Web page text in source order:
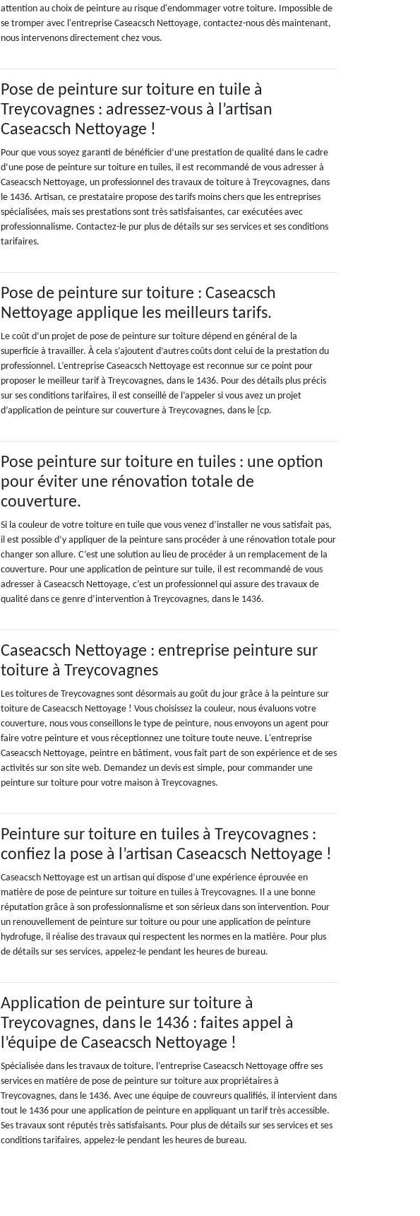
attention au choix de peinture au risque d'endommager votre toiture. Impossible de
se tromper avec l'entreprise Caseacsch Nettoyage, contactez-nous dès maintenant,
nous intervenons directement chez vous.
Pose de peinture sur toiture en tuile à
Treycovagnes : adressez-vous à l’artisan
Caseacsch Nettoyage !
Pour que vous soyez garanti de bénéficier d’une prestation de qualité dans le cadre
d’une pose de peinture sur toiture en tuiles, il est recommandé de vous adresser à
Caseacsch Nettoyage, un professionnel des travaux de toiture à Treycovagnes, dans
le 1436. Artisan, ce prestataire propose des tarifs moins chers que les entreprises
spécialisées, mais ses prestations sont très satisfaisantes, car exécutées avec
professionnalisme. Contactez-le pur plus de détails sur ses services et ses conditions
tarifaires.
Pose de peinture sur toiture : Caseacsch
Nettoyage applique les meilleurs tarifs.
Le coût d’un projet de pose de peinture sur toiture dépend en général de la
superficie à travailler. À cela s’ajoutent d’autres coûts dont celui de la prestation du
professionnel. L’entreprise Caseacsch Nettoyage est reconnue sur ce point pour
proposer le meilleur tarif à Treycovagnes, dans le 1436. Pour des détails plus précis
sur ses conditions tarifaires, il est conseillé de l’appeler si vous avez un projet
d’application de peinture sur couverture à Treycovagnes, dans le {cp.
Pose peinture sur toiture en tuiles : une option
pour éviter une rénovation totale de
couverture.
Si la couleur de votre toiture en tuile que vous venez d’installer ne vous satisfait pas,
il est possible d’y appliquer de la peinture sans procéder à une rénovation totale pour
changer son allure. C’est une solution au lieu de procéder à un remplacement de la
couverture. Pour une application de peinture sur tuile, il est recommandé de vous
adresser à Caseacsch Nettoyage, c’est un professionnel qui assure des travaux de
qualité dans ce genre d’intervention à Treycovagnes, dans le 1436.
Caseacsch Nettoyage : entreprise peinture sur
toiture à Treycovagnes
Les toitures de Treycovagnes sont désormais au goût du jour grâce à la peinture sur
toiture de Caseacsch Nettoyage ! Vous choisissez la couleur, nous évaluons votre
couverture, nous vous conseillons le type de peinture, nous envoyons un agent pour
faire votre peinture et vous réceptionnez une toiture toute neuve. L'entreprise
Caseacsch Nettoyage, peintre en bâtiment, vous fait part de son expérience et de ses
activités sur son site web. Demandez un devis est simple, pour commander une
peinture sur toiture pour votre maison à Treycovagnes.
Peinture sur toiture en tuiles à Treycovagnes :
confiez la pose à l’artisan Caseacsch Nettoyage !
Caseacsch Nettoyage est un artisan qui dispose d’une expérience éprouvée en
matière de pose de peinture sur toiture en tuiles à Treycovagnes. Il a une bonne
réputation grâce à son professionnalisme et son sérieux dans son intervention. Pour
un renouvellement de peinture sur toiture ou pour une application de peinture
hydrofuge, il réalise des travaux qui respectent les normes en la matière. Pour plus
de détails sur ses services, appelez-le pendant les heures de bureau.
Application de peinture sur toiture à
Treycovagnes, dans le 1436 : faites appel à
l’équipe de Caseacsch Nettoyage !
Spécialisée dans les travaux de toiture, l’entreprise Caseacsch Nettoyage offre ses
services en matière de pose de peinture sur toiture aux propriétaires à
Treycovagnes, dans le 1436. Avec une équipe de couvreurs qualifiés, il intervient dans
tout le 1436 pour une application de peinture en appliquant un tarif très accessible.
Ses travaux sont réputés très satisfaisants. Pour plus de détails sur ses services et ses
conditions tarifaires, appelez-le pendant les heures de bureau.